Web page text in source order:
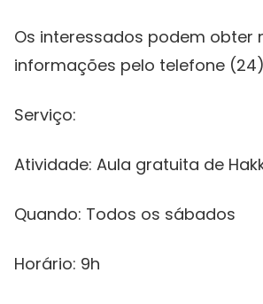
Os interessados podem obter
informações pelo telefone
Serviço:
Atividade: Aula gratuita de
Quando: Todos os sábados
Horário: 9h